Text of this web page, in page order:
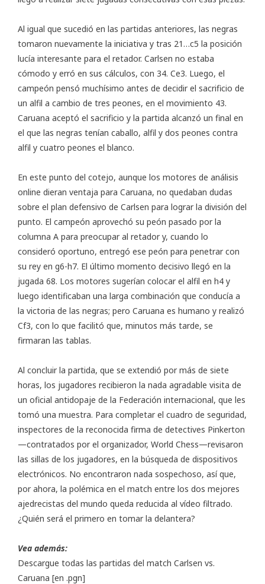
Al igual que sucedió en las partidas anteriores, las negras
tomaron nuevamente la iniciativa y tras 21…c5 la posición
lucía interesante para el retador. Carlsen no estaba
cómodo y erró en sus cálculos, con 34. Ce3. Luego, el
campeón pensó muchísimo antes de decidir el sacrificio de
un alfil a cambio de tres peones, en el movimiento 43.
Caruana aceptó el sacrificio y la partida alcanzó un final en
el que las negras tenían caballo, alfil y dos peones contra
alfil y cuatro peones el blanco.
En este punto del cotejo, aunque los motores de análisis
online dieran ventaja para Caruana, no quedaban dudas
sobre el plan defensivo de Carlsen para lograr la división del
punto. El campeón aprovechó su peón pasado por la
columna A para preocupar al retador y, cuando lo
consideró oportuno, entregó ese peón para penetrar con
su rey en g6-h7. El último momento decisivo llegó en la
jugada 68. Los motores sugerían colocar el alfil en h4 y
luego identificaban una larga combinación que conducía a
la victoria de las negras; pero Caruana es humano y realizó
Cf3, con lo que facilitó que, minutos más tarde, se
firmaran las tablas.
Al concluir la partida, que se extendió por más de siete
horas, los jugadores recibieron la nada agradable visita de
un oficial antidopaje de la Federación internacional, que les
tomó una muestra. Para completar el cuadro de seguridad,
inspectores de la reconocida firma de detectives Pinkerton
—contratados por el organizador, World Chess—revisaron
las sillas de los jugadores, en la búsqueda de dispositivos
electrónicos. No encontraron nada sospechoso, así que,
por ahora, la polémica en el match entre los dos mejores
ajedrecistas del mundo queda reducida al vídeo filtrado.
¿Quién será el primero en tomar la delantera?
Vea además:
Descargue todas las partidas del match Carlsen vs.
Caruana [en .pgn]